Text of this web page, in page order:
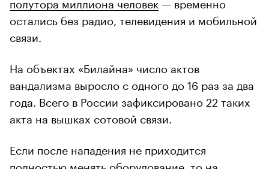
остались без радио, телевидения и мобильной
связи.
На объектах «Билайна» число актов
вандализма выросло с одного до 16 раз за два
года. Всего в России зафиксировано 22 таких
акта на вышках сотовой связи.
Если после нападения не приходится
полностью менять оборудование, то на